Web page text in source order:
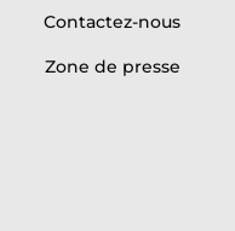
Contactez-nous
Zone de presse